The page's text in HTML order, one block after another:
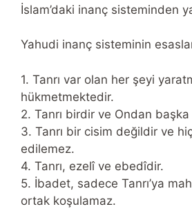
İslam’daki inanç sisteminden
Yahudi inanç sisteminin
1. Tanrı var olan her şeyi
hükmetmektedir.
2. Tanrı birdir ve Ondan başka
3. Tanrı bir cisim değildir ve
edilemez.
4. Tanrı, ezelî ve ebedîdir.
5. İbadet, sadece Tanrı’ya
ortak koşulamaz.